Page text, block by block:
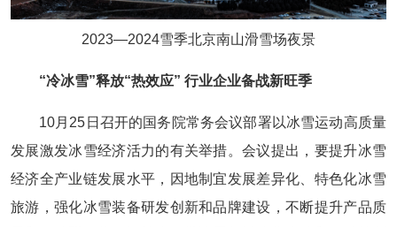
2023—2024雪季北京南山滑雪场夜景
“冷冰雪”释放“热效应” 行业企业备战新旺季
10月25日召开的国务院常务会议部署以冰雪运动高质量
发展激发冰雪经济活力的有关举措。会议提出，要提升冰雪
经济全产业链发展水平，因地制宜发展差异化、特色化冰雪
旅游，强化冰雪装备研发创新和品牌建设，不断提升产品质